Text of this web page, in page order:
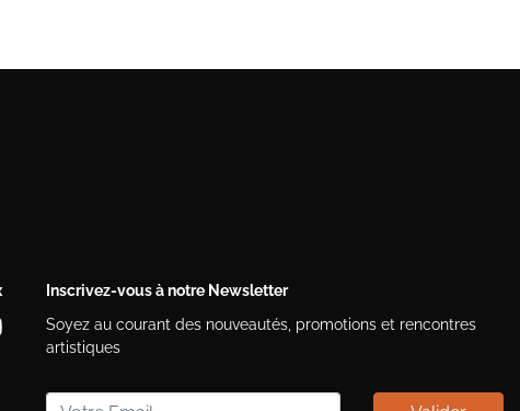
Inscrivez-vous à notre Newsletter
Soyez au courant des nouveautés, promotions et rencontres
artistiques